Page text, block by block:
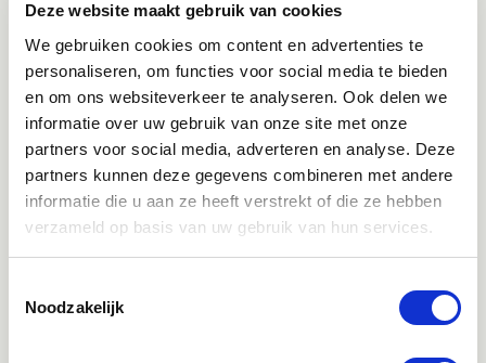
Deze website maakt gebruik van cookies
We gebruiken cookies om content en advertenties te
personaliseren, om functies voor social media te bieden
en om ons websiteverkeer te analyseren. Ook delen we
informatie over uw gebruik van onze site met onze
partners voor social media, adverteren en analyse. Deze
partners kunnen deze gegevens combineren met andere
informatie die u aan ze heeft verstrekt of die ze hebben
verzameld op basis van uw gebruik van hun services.
Noodzakelijk
Klantenservice bereikbaarheid:
Ma - Vrij 8:30 - 17:30 uur
App:06-21959869 onze klantenservice